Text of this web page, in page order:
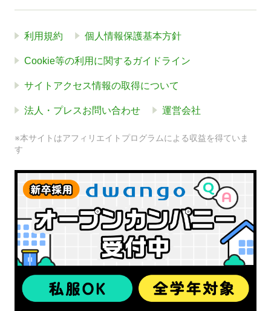
利用規約 個人情報保護基本方針
Cookie等の利用に関するガイドライン
サイトアクセス情報の取得について
法人・プレスお問い合わせ 運営会社
※本サイトはアフィリエイトプログラムによる収益を得ていま
す